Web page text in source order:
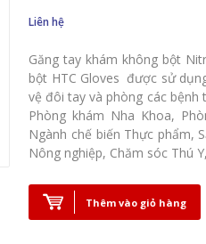
Liên hệ
Găng tay khám không bột
bột HTC Gloves được sử
vệ đôi tay và phòng các bệnh
Phòng khám Nha Khoa,
Ngành chế biến Thực phẩm,
Nông nghiệp, Chăm sóc Thú
Thêm vào giỏ hàng